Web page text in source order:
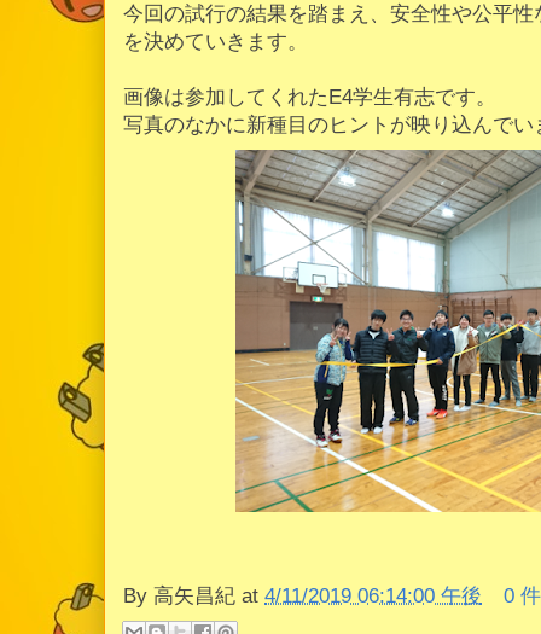
今回の試行の結果を踏まえ、安全性や公平
を決めていきます。
画像は参加してくれたE4学生有志です。
写真のなかに新種目のヒントが映り込んでい
By 高矢昌紀 at 4/11/2019 06:14:00 午後 0